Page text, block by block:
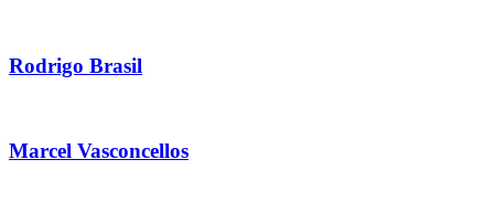
Rodrigo Brasil
Marcel Vasconcellos